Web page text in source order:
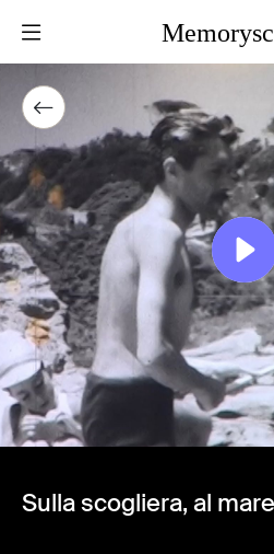
Sulla scogliera, al mare